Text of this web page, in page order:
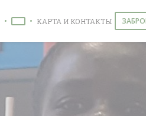
((ОТКРЫВАЕТСЯ В НОВОМ ОКНЕ))
КАРТА И КОНТАКТЫ